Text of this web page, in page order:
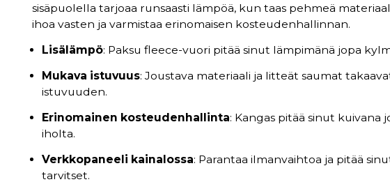
sisäpuolella tarjoaa runsaasti lämpöä, kun taas pehmeä
ihoa vasten ja varmistaa erinomaisen kosteudenhallinnan.
Lisälämpö: Paksu fleece-vuori pitää sinut lämpimänä jopa
Mukava istuvuus: Joustava materiaali ja litteät saumat
istuvuuden.
Erinomainen kosteudenhallinta: Kangas pitää sinut
iholta.
Verkkopaneeli kainalossa: Parantaa ilmanvaihtoa ja pitää
tarvitset.